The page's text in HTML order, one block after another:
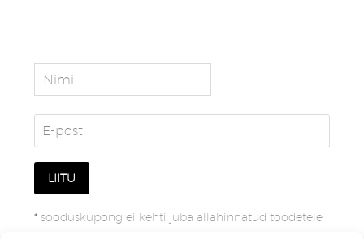
* sooduskupong ei kehti juba allahinnatud toodetele